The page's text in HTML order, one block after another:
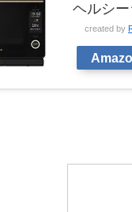
ヘルシ
created by